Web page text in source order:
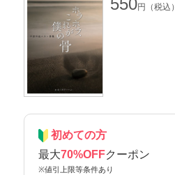
550円（税込）
初めての方
最大70%OFFクーポン
※値引上限等条件あり